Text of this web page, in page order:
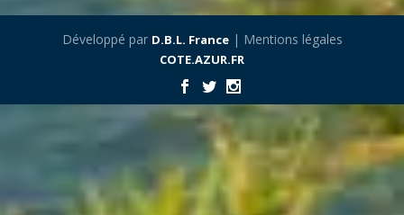
Développé par D.B.L. France| Mentions légales
COTE.AZUR.FR